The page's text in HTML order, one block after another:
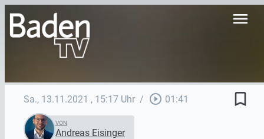
menu
Sa., 13.11.2021 , 15:17 Uhr / play_circle_outline 01:41 bookmark_border
VON
Andreas Eisinger